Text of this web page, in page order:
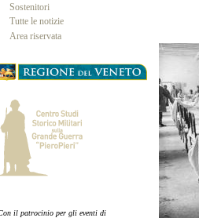
Sostenitori
Tutte le notizie
Area riservata
il patrocinio per gli eventi di